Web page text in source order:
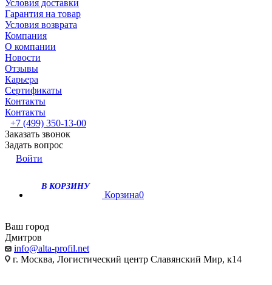
Условия доставки
Гарантия на товар
Условия возврата
Компания
О компании
Новости
Отзывы
Карьера
Сертификаты
Контакты
Контакты
+7 (499) 350-13-00
Заказать звонок
Задать вопрос
Войти
В КОРЗИНУ
Корзина0
Ваш город
Дмитров
info@alta-profil.net
г. Москва, Логистический центр Славянский Мир, к14